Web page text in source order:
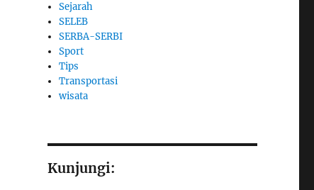
Sejarah
SELEB
SERBA-SERBI
Sport
Tips
Transportasi
wisata
Kunjungi: